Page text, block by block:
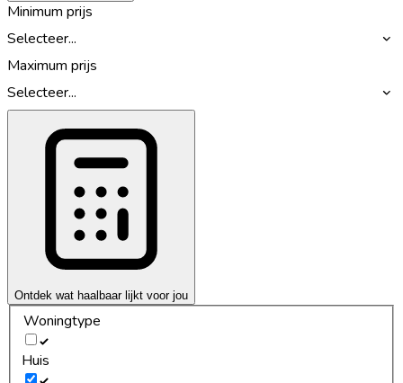
Minimum prijs
Selecteer...
Maximum prijs
Selecteer...
Ontdek wat haalbaar lijkt voor jou
Woningtype
Huis